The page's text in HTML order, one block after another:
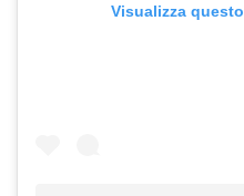
Visualizza